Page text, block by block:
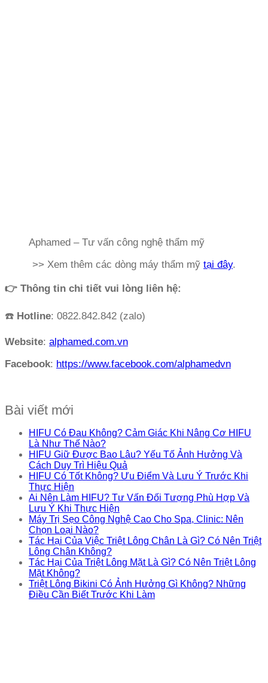
Aphamed – Tư vấn công nghệ thẩm mỹ
>> Xem thêm các dòng máy thẩm mỹ tại đây.
👉 Thông tin chi tiết vui lòng liên hệ:
☎️ Hotline: 0822.842.842 (zalo)
Website: alphamed.com.vn
Facebook: https://www.facebook.com/alphamedvn
Bài viết mới
HIFU Có Đau Không? Cảm Giác Khi Nâng Cơ HIFU
Là Như Thế Nào?
HIFU Giữ Được Bao Lâu? Yếu Tố Ảnh Hưởng Và
Cách Duy Trì Hiệu Quả
HIFU Có Tốt Không? Ưu Điểm Và Lưu Ý Trước Khi
Thực Hiện
Ai Nên Làm HIFU? Tư Vấn Đối Tượng Phù Hợp Và
Lưu Ý Khi Thực Hiện
Máy Trị Sẹo Công Nghệ Cao Cho Spa, Clinic: Nên
Chọn Loại Nào?
Tác Hại Của Việc Triệt Lông Chân Là Gì? Có Nên Triệt
Lông Chân Không?
Tác Hại Của Triệt Lông Mặt Là Gì? Có Nên Triệt Lông
Mặt Không?
Triệt Lông Bikini Có Ảnh Hưởng Gì Không? Những
Điều Cần Biết Trước Khi Làm